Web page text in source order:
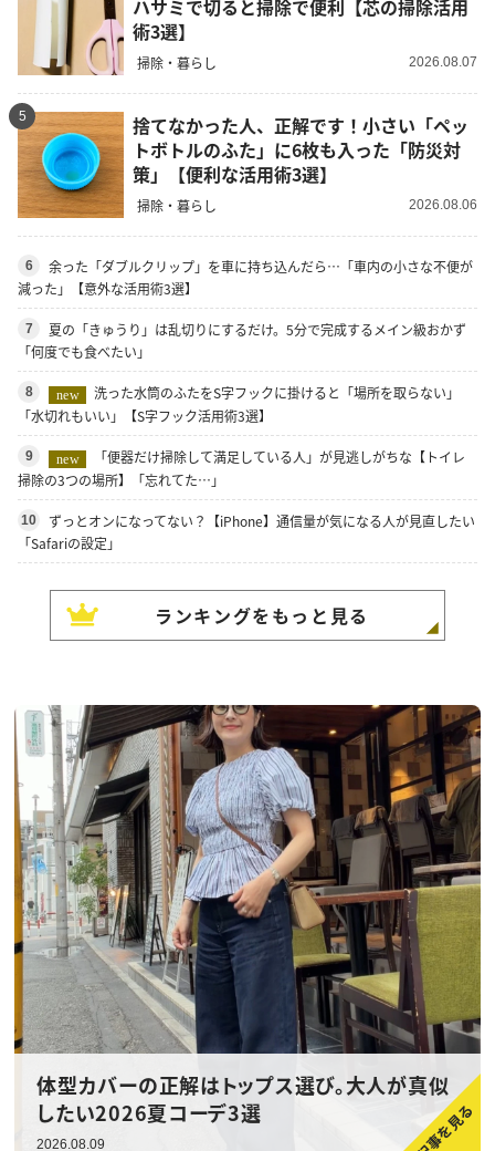
ハサミで切ると掃除で便利【芯の掃除活用
術3選】
掃除・暮らし 2026.08.07
5
捨てなかった人、正解です！小さい「ペッ
トボトルのふた」に6枚も入った「防災対
策」【便利な活用術3選】
掃除・暮らし 2026.08.06
6
余った「ダブルクリップ」を車に持ち込んだら…「車内の小さな不便が
減った」【意外な活用術3選】
7
夏の「きゅうり」は乱切りにするだけ。5分で完成するメイン級おかず
「何度でも食べたい」
8 new
洗った水筒のふたをS字フックに掛けると「場所を取らない」
「水切れもいい」【S字フック活用術3選】
9 new
「便器だけ掃除して満足している人」が見逃しがちな【トイレ
掃除の3つの場所】「忘れてた…」
10
ずっとオンになってない？【iPhone】通信量が気になる人が見直したい
「Safariの設定」
ランキングをもっと見る
体型カバーの正解はトップス選び。大人が真似
したい2026夏コーデ3選
2026.08.09